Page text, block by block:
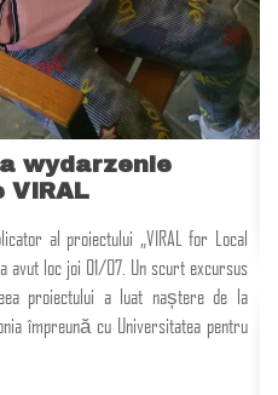
wydarzenie
VIRAL
al proiectului „VIRAL for Local
avut loc joi 01/07. Un scurt excursus
proiectului a luat naștere de la
împreună cu Universitatea pentru